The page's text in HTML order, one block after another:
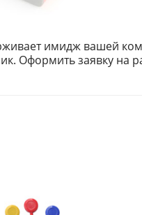
имидж вашей
Оформить заявку на